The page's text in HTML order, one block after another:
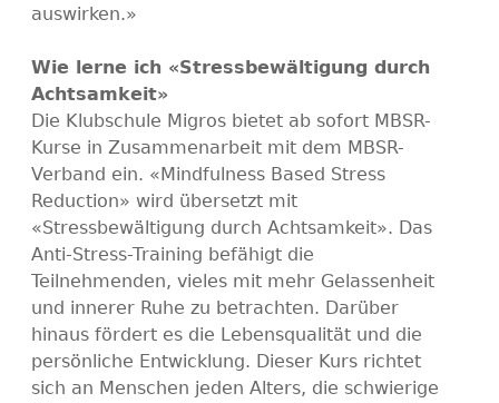
auswirken.»
Wie lerne ich «Stressbewältigung durch
Achtsamkeit»
Die Klubschule Migros bietet ab sofort MBSR-
Kurse in Zusammenarbeit mit dem MBSR-
Verband ein. «Mindfulness Based Stress
Reduction» wird übersetzt mit
«Stressbewältigung durch Achtsamkeit». Das
Anti-Stress-Training befähigt die
Teilnehmenden, vieles mit mehr Gelassenheit
und innerer Ruhe zu betrachten. Darüber
hinaus fördert es die Lebensqualität und die
persönliche Entwicklung. Dieser Kurs richtet
sich an Menschen jeden Alters, die schwierige